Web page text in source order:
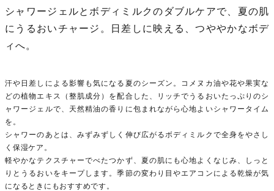
シャワージェルとボディミルクのダブルケアで、夏の肌
にうるおいチャージ。日差しに映える、つややかなボデ
ィへ。
汗や日差しによる影響も気になる夏のシーズン。コメヌカ油や花や果実な
どの植物エキス（整肌成分）を配合した、リッチでうるおいたっぷりのシ
ャワージェルで、天然精油の香りに包まれながら心地よいシャワータイム
を。
シャワーのあとは、みずみずしく伸び広がるボディミルクで全身をやさし
く保湿ケア。
軽やかなテクスチャーでべたつかず、夏の肌にも心地よくなじみ、しっと
りとうるおいをキープします。季節の変わり目やエアコンによる乾燥が気
になるときにもおすすめです。